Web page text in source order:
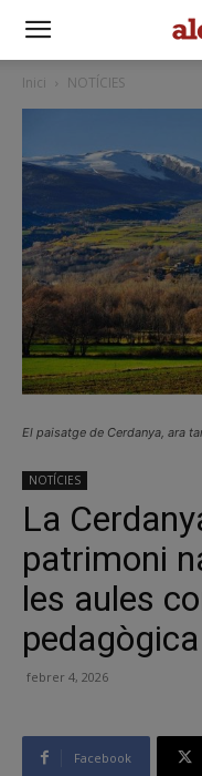
Inici NOTÍCIES
El paisatge de Cerdanya, ara
NOTÍCIES
La
patrimoni
les aules
pedagògica
febrer 4, 2026
Facebook